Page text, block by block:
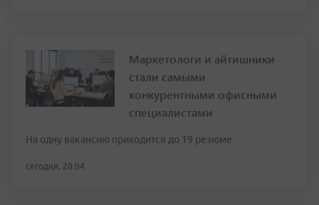
Маркетологи и айтишники
стали самыми
конкурентными офисными
специалистами
На одну вакансию приходится до 19 резюме
сегодня, 20:04